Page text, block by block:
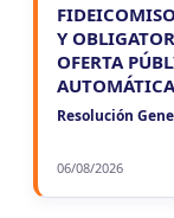
Y
OFERTA
Resolución
06/08/2026